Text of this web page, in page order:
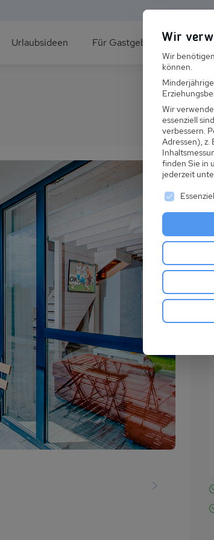
Urlaubsideen Für Gastgeber Über
Wir
Wir
können.
Wir
essenziell
verbessern.
Adressen), z.
finden Sie in
jederzeit
Es folgt